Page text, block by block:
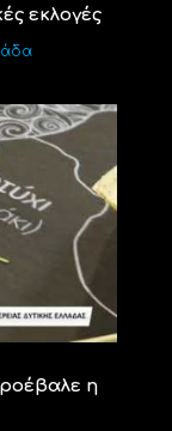
εκλογές
η